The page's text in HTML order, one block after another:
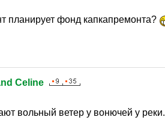
планирует фонд капкапремонта?
Celine
вольный ветер у вонючей у реки.